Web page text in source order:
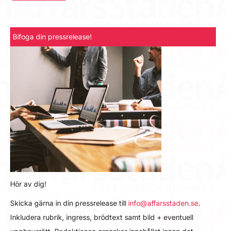
Bifoga din pressrelease!
Hör av dig!
Skicka gärna in din pressrelease till info@affarsstaden.se.
Inkludera rubrik, ingress, brödtext samt bild + eventuell